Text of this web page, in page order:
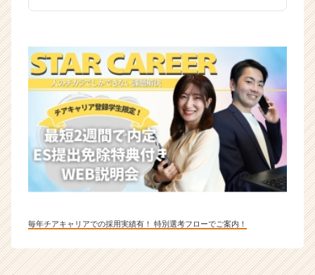
毎年チアキャリアでの採用実績有！ 特別選考フローでご案内！